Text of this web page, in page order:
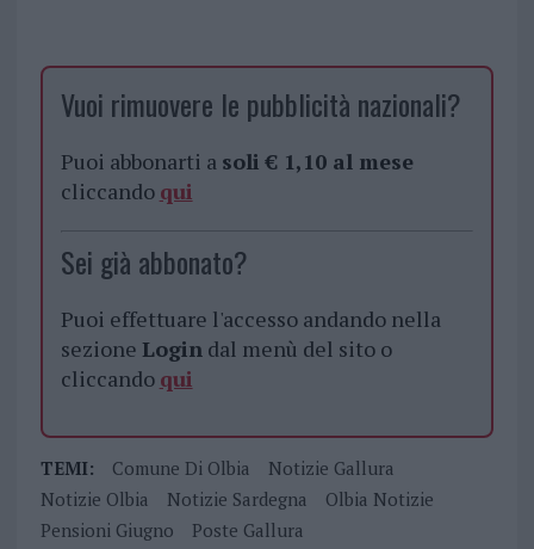
Vuoi rimuovere le pubblicità nazionali?
Puoi abbonarti a soli € 1,10 al mese
cliccando qui
Sei già abbonato?
Puoi effettuare l'accesso andando nella
sezione Logindal menù del sito o
cliccando qui
TEMI: Comune Di Olbia
Notizie Gallura
Notizie Olbia
Notizie Sardegna
Olbia Notizie
Pensioni Giugno
Poste Gallura